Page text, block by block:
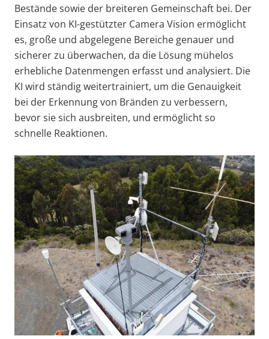
Bestände sowie der breiteren Gemeinschaft bei. Der
Einsatz von KI-gestützter Camera Vision ermöglicht
es, große und abgelegene Bereiche genauer und
sicherer zu überwachen, da die Lösung mühelos
erhebliche Datenmengen erfasst und analysiert. Die
KI wird ständig weitertrainiert, um die Genauigkeit
bei der Erkennung von Bränden zu verbessern,
bevor sie sich ausbreiten, und ermöglicht so
schnelle Reaktionen.